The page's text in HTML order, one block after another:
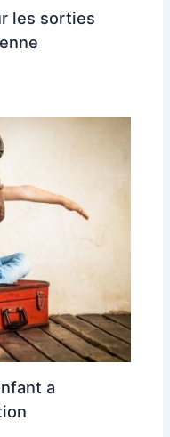
les sorties
a